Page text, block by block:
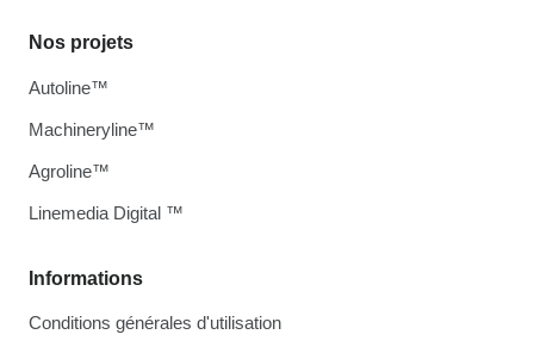
Informations
Conditions générales d'utilisation
Nos projets
Autoline™
Machineryline™
Agroline™
Linemedia Digital ™